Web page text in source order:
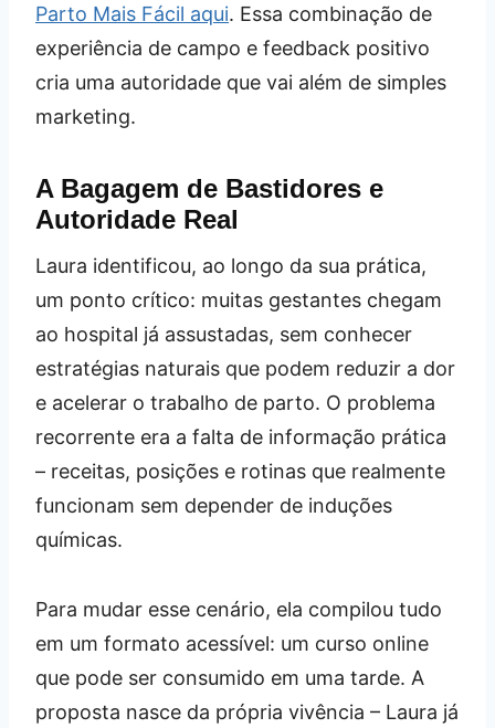
Parto Mais Fácil aqui. Essa combinação de
experiência de campo e feedback positivo
cria uma autoridade que vai além de simples
marketing.
A Bagagem de Bastidores e
Autoridade Real
Laura identificou, ao longo da sua prática,
um ponto crítico: muitas gestantes chegam
ao hospital já assustadas, sem conhecer
estratégias naturais que podem reduzir a dor
e acelerar o trabalho de parto. O problema
recorrente era a falta de informação prática
– receitas, posições e rotinas que realmente
funcionam sem depender de induções
químicas.
Para mudar esse cenário, ela compilou tudo
em um formato acessível: um curso online
que pode ser consumido em uma tarde. A
proposta nasce da própria vivência – Laura já